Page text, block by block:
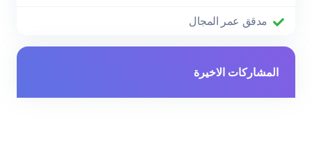
مدقق عمر المجال
المشاركات الاخيرة